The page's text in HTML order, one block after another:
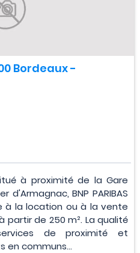
Bordeaux -
à proximité de la Gare
BNP PARIBAS
à la location ou à la vente
de 250 m². La qualité
de proximité et
en communs...